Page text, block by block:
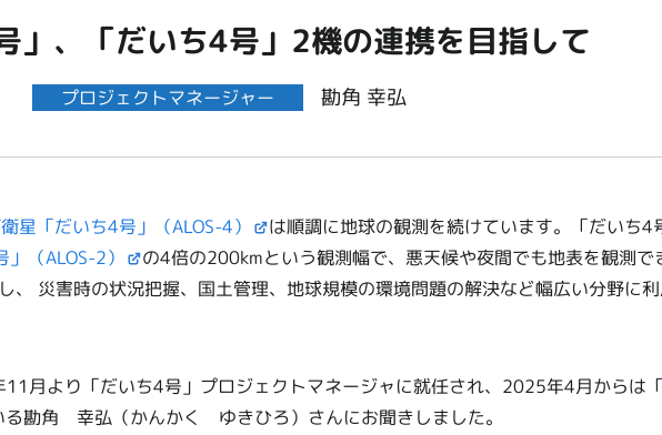
」、「だいち4号」2機の連携を目指して
プロジェクトマネージャー 勘角 幸弘
星「だいち4号」（ALOS-4）
は順調に地球の観測を続けています。「だいち4
（ALOS-2）
の4倍の200kmという観測幅で、悪天候や夜間でも地表を観測で
、 災害時の状況把握、国土管理、地球規模の環境問題の解決など幅広い分野に
11月より「だいち4号」プロジェクトマネージャに就任され、2025年4月からは
る勘角 幸弘（かんかく ゆきひろ）さんにお聞きしました。